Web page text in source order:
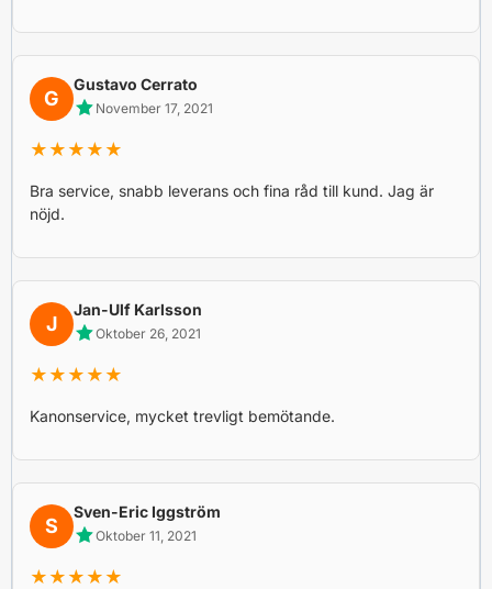
G
Gustavo Cerrato
November 17, 2021
★★★★★
Bra service, snabb leverans och fina råd till kund. Jag är
nöjd.
J
Jan-Ulf Karlsson
Oktober 26, 2021
★★★★★
Kanonservice, mycket trevligt bemötande.
S
Sven-Eric Iggström
Oktober 11, 2021
★★★★★